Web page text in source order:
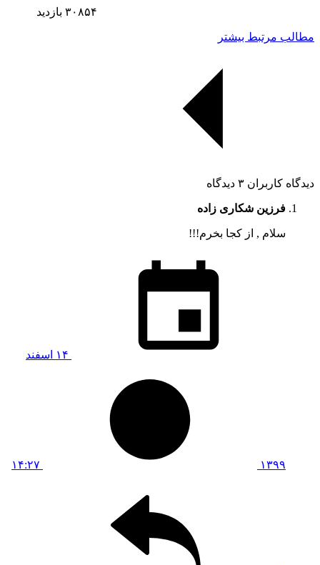
۳۰۸۵۴ بازدید
مطالب مرتبط بیشتر
دیدگاه کاربران ۳ دیدگاه
فرزین شکاری زاده
سلام , از کجا بخرم!!!
۱۴ اسفند
۱۳۹۹ ۱۴:۲۷